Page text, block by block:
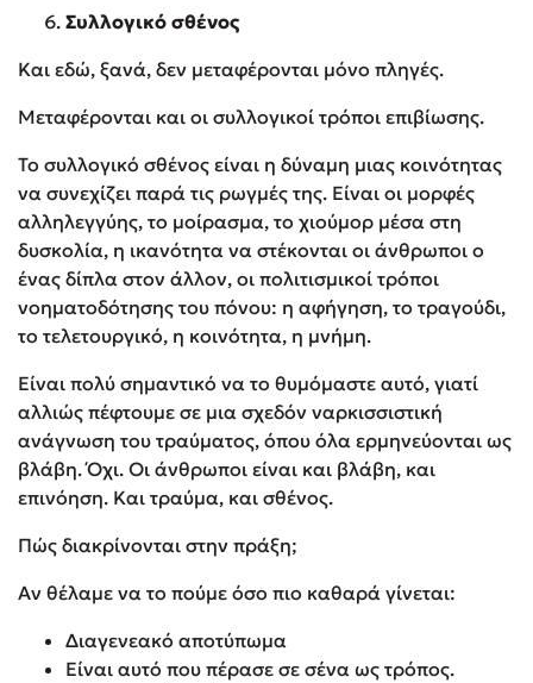
Συλλογικό σθένος
Και εδώ, ξανά, δεν μεταφέρονται μόνο πληγές.
Μεταφέρονται και οι συλλογικοί τρόποι επιβίωσης.
Το συλλογικό σθένος είναι η δύναμη μιας κοινότητας
να συνεχίζει παρά τις ρωγμές της. Είναι οι μορφές
αλληλεγγύης, το μοίρασμα, το χιούμορ μέσα στη
δυσκολία, η ικανότητα να στέκονται οι άνθρωποι ο
ένας δίπλα στον άλλον, οι πολιτισμικοί τρόποι
νοηματοδότησης του πόνου: η αφήγηση, το τραγούδι,
το τελετουργικό, η κοινότητα, η μνήμη.
Είναι πολύ σημαντικό να το θυμόμαστε αυτό, γιατί
αλλιώς πέφτουμε σε μια σχεδόν ναρκισσιστική
ανάγνωση του τραύματος, όπου όλα ερμηνεύονται ως
βλάβη. Όχι. Οι άνθρωποι είναι και βλάβη, και
επινόηση. Και τραύμα, και σθένος.
Πώς διακρίνονται στην πράξη;
Αν θέλαμε να το πούμε όσο πιο καθαρά γίνεται:
Διαγενεακό αποτύπωμα
Είναι αυτό που πέρασε σε σένα ως τρόπος.